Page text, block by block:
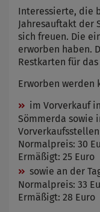
Interessierte, die
Jahresauftakt der
sich freuen. Die
erworben haben.
Restkarten für
Erworben werden
im Vorverkauf
Sömmerda sowie
Normalpreis: 30
Ermäßigt: 25 Euro
sowie an der
Normalpreis: 33
Ermäßigt: 28 Euro